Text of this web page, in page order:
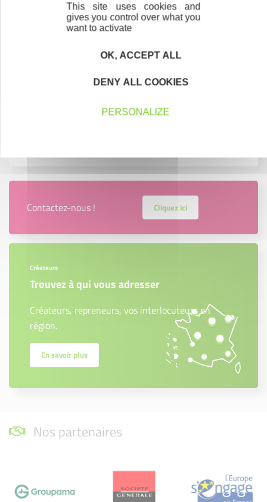
Les membres du Bureau
Communes adhérentes
Notre Territoire
Nous les avons accompagnés dans leur projet
Contactez-nous ! Cliquez ici
Créateurs
Trouvez à qui vous adresser
Créateurs, repreneurs, vos interlocuteurs en
région.
En savoir plus
Nos partenaires
This site uses cookies and
gives you control over what you
want to activate
OK, ACCEPT ALL
DENY ALL COOKIES
PERSONALIZE